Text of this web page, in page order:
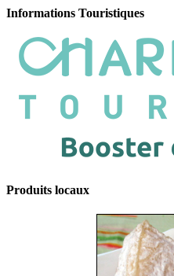
Informations Touristiques
Produits locaux